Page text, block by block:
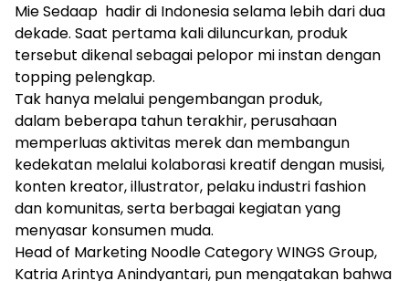
Mie Sedaap hadir di Indonesia selama lebih dari dua
dekade. Saat pertama kali diluncurkan, produk
tersebut dikenal sebagai pelopor mi instan dengan
topping pelengkap.
Tak hanya melalui pengembangan produk,
dalam beberapa tahun terakhir, perusahaan
memperluas aktivitas merek dan membangun
kedekatan melalui kolaborasi kreatif dengan musisi,
konten kreator, illustrator, pelaku industri fashion
dan komunitas, serta berbagai kegiatan yang
menyasar konsumen muda.
Head of Marketing Noodle Category WINGS Group,
Katria Arintya Anindyantari, pun mengatakan bahwa